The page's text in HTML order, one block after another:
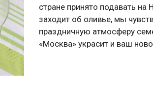
стране принято подавать
заходит об оливье, мы
праздничную атмосферу
«Москва» украсит и ваш